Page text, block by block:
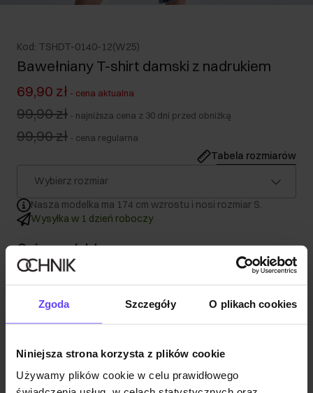
Zgoda Szczegóły O plikach cookies
Niniejsza strona korzysta z plików cookie
Używamy plików cookie w celu prawidłowego
Kod: TSHDT-0140-12(W25)
Bawełniany T-shirt damski z nadrukiem
69,90 zł - cena aktualna
99,90 zł - najniższa cena z 30 dni przed obniżką
99,90 zł - cena regularna
Tabela rozmiarów
Wybierz rozmiar
Nasza modelka ma 174 cm wzrostu i nosi rozmiar S.
Wysyłka w 1 dzień roboczy
Opis produktu
Opinie